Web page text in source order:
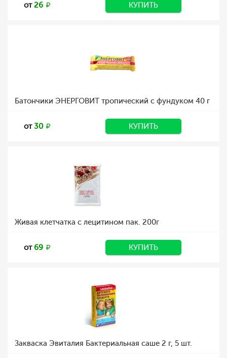
от26 КУПИТЬ
Батончики ЭНЕРГОВИТ тропический с фундуком 40 г
от30 КУПИТЬ
Живая клетчатка с лецитином пак. 200г
от69 КУПИТЬ
Закваска Эвиталия Бактериальная саше 2 г, 5 шт.